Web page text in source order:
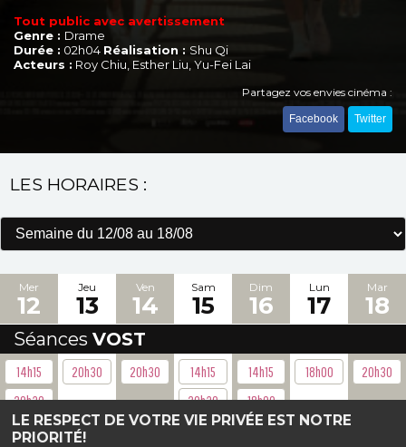
LE RESPECT DE VOTRE VIE PRIVÉE EST NOTRE
PRIORITÉ!
Tout public avec avertissement
Genre : Drame
Durée : 02h04 Réalisation : Shu Qi
Acteurs : Roy Chiu, Esther Liu, Yu-Fei Lai
Partagez vos envies cinéma :
Facebook Twitter
LES HORAIRES :
Mer
12
Jeu
13
Ven
14
Sam
15
Dim
16
Lun
17
Mar
18
Séances VOST
14h15
20h30
20h30 20h30
14h15
20h30
14h15
18h00
18h00 20h30